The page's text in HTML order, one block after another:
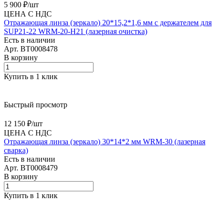
5 900 ₽/шт
ЦЕНА С НДС
Отражающая линза (зеркало) 20*15,2*1,6 мм с держателем для
SUP21-22 WRM-20-H21 (лазерная очистка)
Есть в наличии
Арт. BT0008478
В корзину
Купить в 1 клик
Быстрый просмотр
12 150 ₽/шт
ЦЕНА С НДС
Отражающая линза (зеркало) 30*14*2 мм WRM-30 (лазерная
сварка)
Есть в наличии
Арт. BT0008479
В корзину
Купить в 1 клик